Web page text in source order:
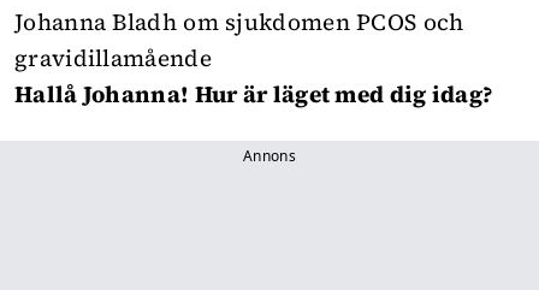
Johanna Bladh om sjukdomen PCOS och
gravidillamående
Hallå Johanna! Hur är läget med dig idag?
Annons